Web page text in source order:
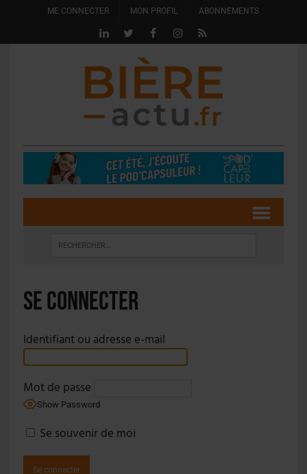
ME CONNECTER MON PROFIL ABONNEMENTS
Se connecter
Identifiant ou adresse e-mail
Mot de passe
Show Password
Se souvenir de moi